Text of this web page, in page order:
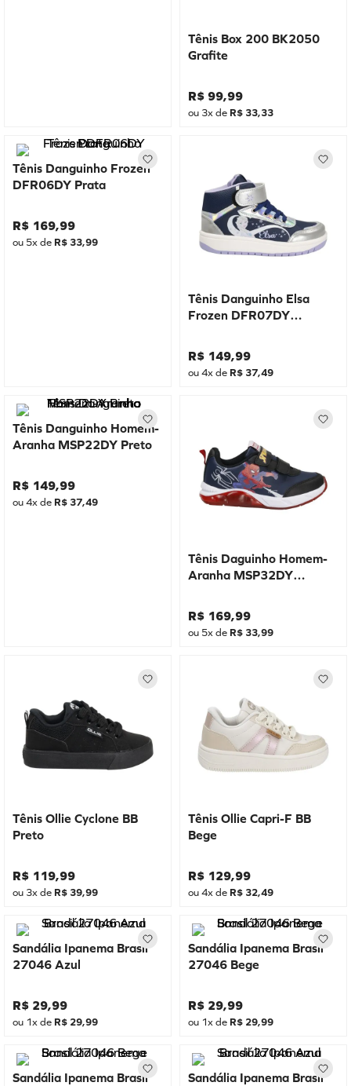
Tênis Box 200 BK2050
Grafite
R$ 99,99
ou 3x de R$ 33,33
Tênis Danguinho Frozen
DFR06DY Prata
R$ 169,99
ou 5x de R$ 33,99
Tênis Danguinho Elsa
Frozen DFR07DY
R$ 149,99
ou4x de R$ 37,49
Tênis Danguinho Homem-
Aranha MSP22DY Preto
R$ 149,99
ou4x de R$ 37,49
Tênis Daguinho Homem-
Aranha MSP32DY
R$ 169,99
ou 5x de R$ 33,99
Tênis Ollie Cyclone BB
Preto
R$ 119,99
ou 3x de R$ 39,99
Tênis Ollie Capri-F BB
Bege
R$ 129,99
ou4x de R$ 32,49
Sandália Ipanema Brasil
27046 Azul
R$ 29,99
ou 1x de R$ 29,99
Sandália Ipanema Brasil
27046 Bege
R$ 29,99
ou 1x de R$ 29,99
Sandália Ipanema Brasil
Sandália Ipanema Brasil